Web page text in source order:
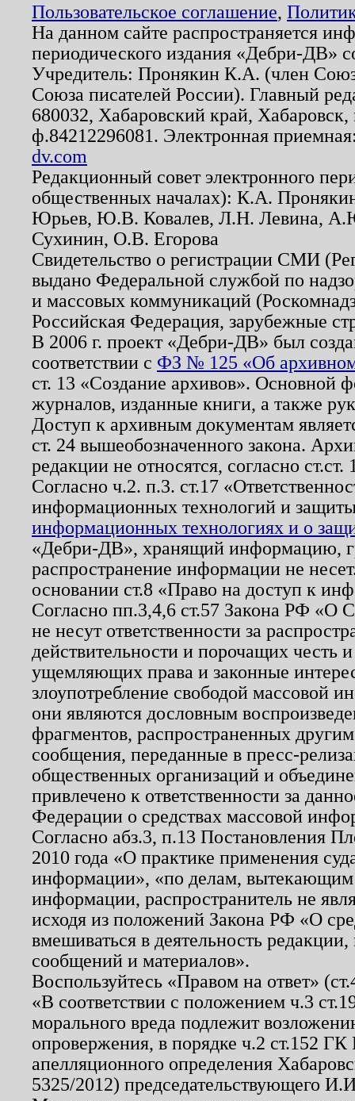
Пользовательское соглашение,
На данном сайте распространяется
периодического издания «Дебри-ДВ»
Учредитель: Пронякин К.А. (член
Союза писателей России). Главный
680032, Хабаровский край,
ф.84212296081. Электронная
dv.com
Редакционный совет электронного
общественных началах): К.А.
Юрьев, Ю.В. Ковалев, Л.Н. Левина,
Сухинин, О.В. Егорова
Свидетельство о регистрации СМИ
выдано Федеральной службой по
и массовых коммуникаций
Российская Федерация, зарубежные
В 2006 г. проект «Дебри-ДВ» был
соответствии с ФЗ № 125 «Об
ст. 13 «Создание архивов». Основной
журналов, изданные книги, а также
Доступ к архивным документам
ст. 24 вышеобозначенного закона.
редакции не относятся, согласно
Согласно ч.2. п.3. ст.17
информационных технологий и
информационных технологиях и о
«Дебри-ДВ», хранящий информацию,
распространение информации не
основании ст.8 «Право на доступ к
Согласно пп.3,4,6 ст.57 Закона РФ «О
не несут ответственности за
действительности и порочащих честь
ущемляющих права и законные
злоупотребление свободой массовой
они являются дословным
фрагментов, распространенных
сообщения, переданные в пресс-
общественных организаций и
привлечено к ответственности за
Федерации о средствах массовой
Согласно абз.3, п.13 Постановления
2010 года «О практике применения
информации», «по делам, вытекающим
информации, распространитель не
исходя из положений Закона РФ «О
вмешиваться в деятельность
сообщений и материалов».
Воспользуйтесь «Правом на ответ»
«В соответствии с положением ч.3
морального вреда подлежит
опровержения, в порядке ч.2 ст.152
апелляционного определения
5325/2012) председательствующего